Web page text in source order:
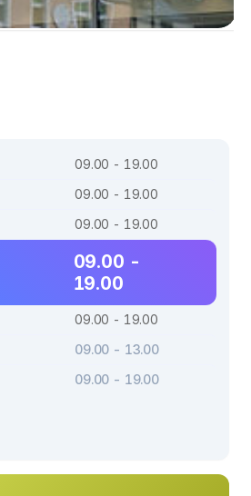
09.00 - 19.00
09.00 - 19.00
09.00 - 19.00
09.00 -
19.00
09.00 - 19.00
09.00 - 13.00
09.00 - 19.00